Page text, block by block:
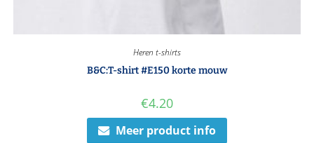
Heren t-shirts
B&C:T-shirt #E150 korte mouw
€4.20
Meer product info